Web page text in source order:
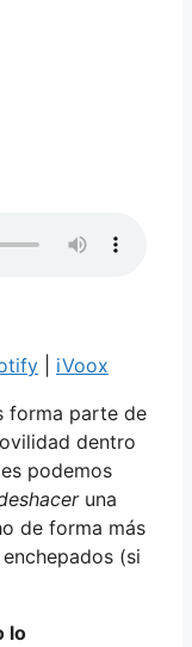
iVoox
forma parte de
dentro
podemos
una
de forma más
(si
lo